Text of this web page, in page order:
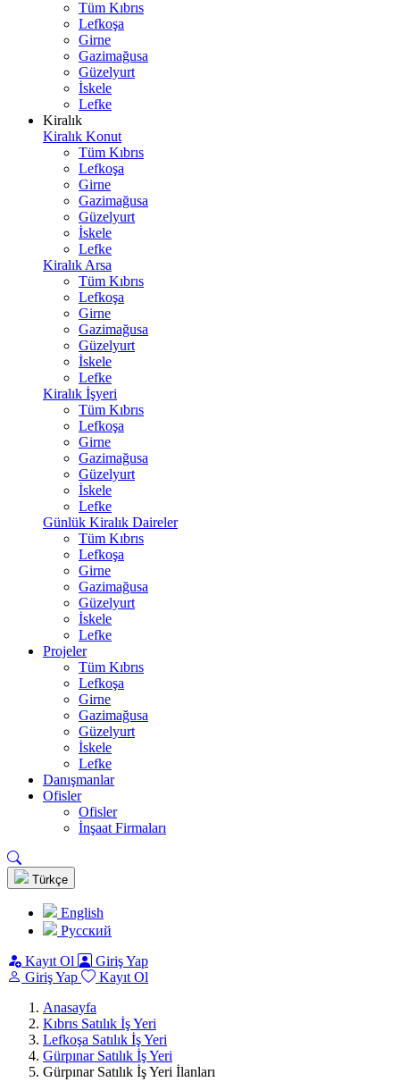
Tüm Kıbrıs
Lefkoşa
Girne
Gazimağusa
Güzelyurt
İskele
Lefke
Kiralık
Kiralık Konut
Tüm Kıbrıs
Lefkoşa
Girne
Gazimağusa
Güzelyurt
İskele
Lefke
Kiralık Arsa
Tüm Kıbrıs
Lefkoşa
Girne
Gazimağusa
Güzelyurt
İskele
Lefke
Kiralık İşyeri
Tüm Kıbrıs
Lefkoşa
Girne
Gazimağusa
Güzelyurt
İskele
Lefke
Günlük Kiralık Daireler
Tüm Kıbrıs
Lefkoşa
Girne
Gazimağusa
Güzelyurt
İskele
Lefke
Projeler
Tüm Kıbrıs
Lefkoşa
Girne
Gazimağusa
Güzelyurt
İskele
Lefke
Danışmanlar
Ofisler
Ofisler
İnşaat Firmaları
Türkçe
English
Pусский
Kayıt Ol
Giriş Yap
Giriş Yap
Kayıt Ol
Anasayfa
Kıbrıs Satılık İş Yeri
Lefkoşa Satılık İş Yeri
Gürpınar Satılık İş Yeri
Gürpınar Satılık İş Yeri İlanları